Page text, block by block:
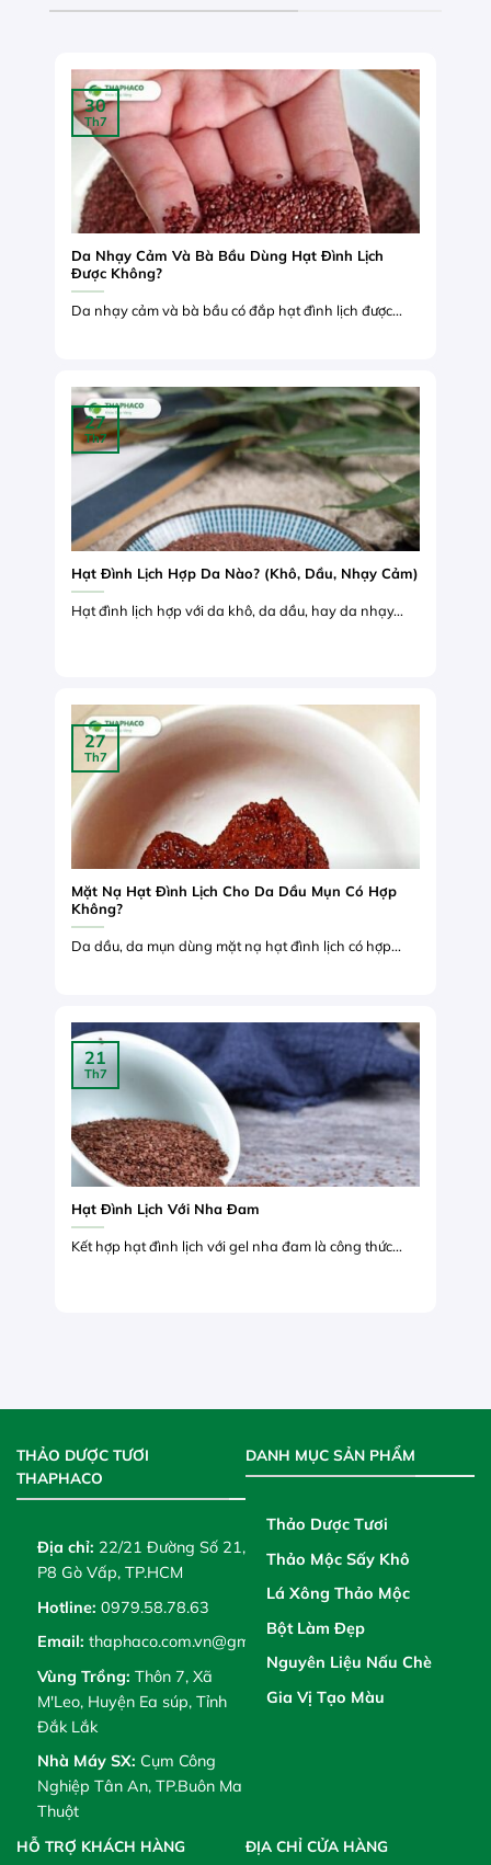
Da Nhạy Cảm Và Bà Bầu Dùng Hạt Đình Lịch
Được Không?
Da nhạy cảm và bà bầu có đắp hạt đình lịch được...
30
Th7
Hạt Đình Lịch Hợp Da Nào? (Khô, Dầu, Nhạy Cảm)
Hạt đình lịch hợp với da khô, da dầu, hay da nhạy...
27
Th7
Mặt Nạ Hạt Đình Lịch Cho Da Dầu Mụn Có Hợp
Không?
Da dầu, da mụn dùng mặt nạ hạt đình lịch có hợp...
27
Th7
Hạt Đình Lịch Với Nha Đam
Kết hợp hạt đình lịch với gel nha đam là công thức...
21
Th7
THẢO DƯỢC TƯƠI
THAPHACO
Địa chỉ: 22/21 Đường Số 21,
P8 Gò Vấp, TP.HCM
Hotline: 0979.58.78.63
Email: thaphaco.com.vn@gmail.com
Vùng Trồng: Thôn 7, Xã
M'Leo, Huyện Ea súp, Tỉnh
Đắk Lắk
Nhà Máy SX: Cụm Công
Nghiệp Tân An, TP.Buôn Ma
Thuột
DANH MỤC SẢN PHẨM
Thảo Dược Tươi
Thảo Mộc Sấy Khô
Lá Xông Thảo Mộc
Bột Làm Đẹp
Nguyên Liệu Nấu Chè
Gia Vị Tạo Màu
HỖ TRỢ KHÁCH HÀNG ĐỊA CHỈ CỬA HÀNG